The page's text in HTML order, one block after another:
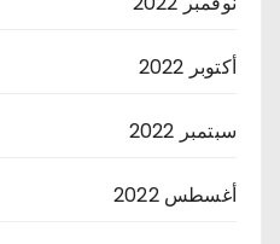
أكتوبر 2022
سبتمبر 2022
أغسطس 2022